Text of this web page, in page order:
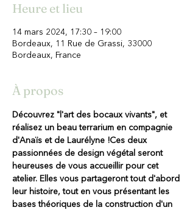
Heure et lieu
14 mars 2024, 17:30 – 19:00
Bordeaux, 11 Rue de Grassi, 33000
Bordeaux, France
À propos
Découvrez "l'art des bocaux vivants", et
réalisez un beau terrarium en compagnie
d'Anaïs et de Laurélyne !Ces deux
passionnées de design végétal seront
heureuses de vous accueillir pour cet
atelier. Elles vous partageront tout d'abord
leur histoire, tout en vous présentant les
bases théoriques de la construction d'un